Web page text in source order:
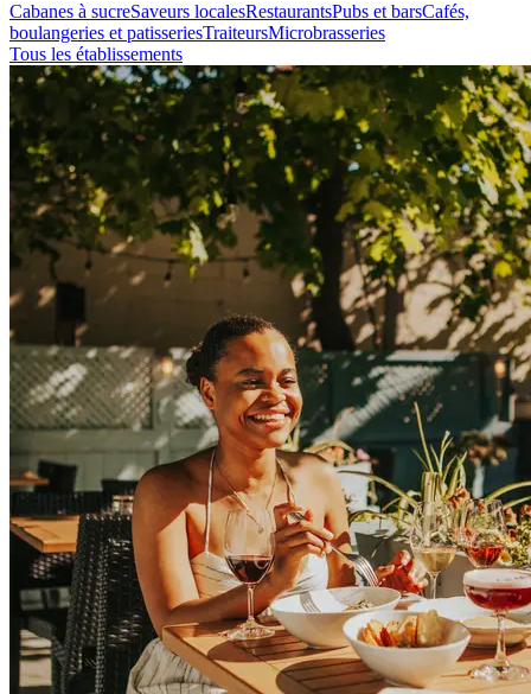
Cabanes à sucreSaveurs localesRestaurantsPubs et barsCafés,
boulangeries et patisseriesTraiteursMicrobrasseries
Tous les établissements